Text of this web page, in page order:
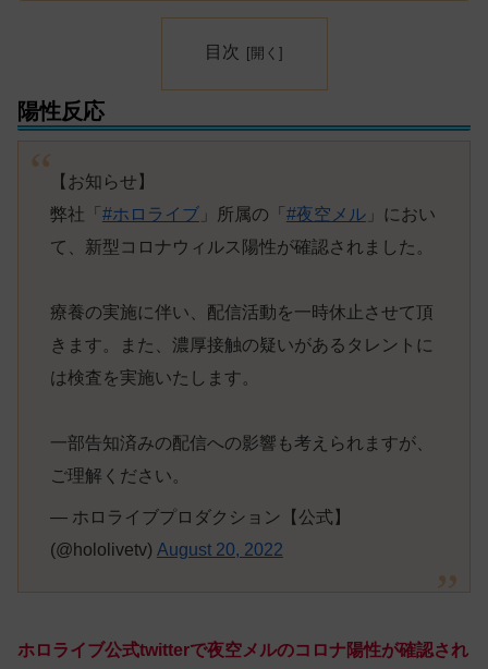
目次
陽性反応
【お知らせ】
弊社「 #ホロライブ」所属の「 #夜空メル」におい
て、新型コロナウィルス陽性が確認されました。
療養の実施に伴い、配信活動を一時休止させて頂
きます。また、濃厚接触の疑いがあるタレントに
は検査を実施いたします。
一部告知済みの配信への影響も考えられますが、
ご理解ください。
— ホロライブプロダクション【公式】
(@hololivetv) August 20, 2022
ホロライブ公式twitterで夜空メルのコロナ陽性が確認され